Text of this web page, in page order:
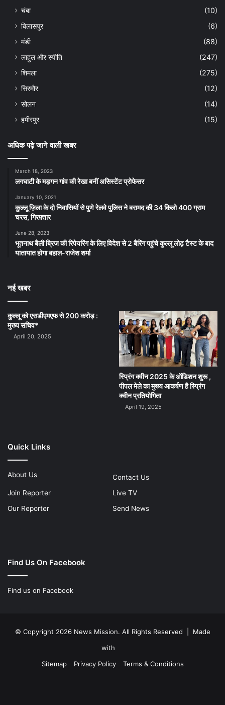
चंबा
(10)
बिलासपुर
(6)
मंडी
(88)
लाहुल और स्पीति
(247)
शिमला
(275)
सिरमौर
(12)
सोलन
(14)
हमीरपुर
(15)
अधिक पढ़े जाने वाली खबर
March 18, 2023
लगघाटी के मड़गन गांव की रेखा बनीं असिस्टेंट प्रोफेसर
January 10, 2021
कुल्लू ज़िला के दो निवासियों से पुणे रेलवे पुलिस ने बरामद की 34 किलो 400 ग्राम
चरस, गिरफ़्तार
June 28, 2023
भूतनाथ बैली ब्रिज की रिपेयरिंग के लिए विदेश से 2 बैरिंग पहुंचे कुल्लू लोढ़ टैस्ट के बाद
यातायात होगा बहाल-राजेश शर्मा
नई खबर
कुल्लू को एसडीएमएफ से 200 करोड़ :
मुख्य सचिव*
April 20, 2025
स्प्रिंग क्वीन 2025 के ऑडिशन शुरू ,
पीपल मेले का मुख्य आकर्षण है स्प्रिंग
क्वीन प्रतियोगिता
April 19, 2025
Quick Links
About Us
Contact Us
Join Reporter
Live TV
Our Reporter
Send News
Find Us On Facebook
Find us on Facebook
© Copyright 2026 News Mission. All Rights Reserved | Made
with
Sitemap
Privacy Policy Terms & Conditions